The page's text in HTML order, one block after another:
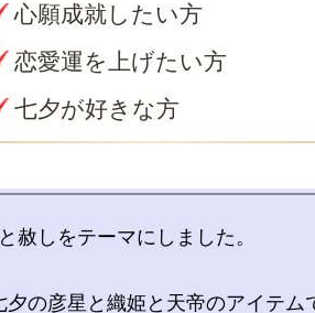
心願成就したい方
恋愛運を上げたい方
七夕が好きな方
と赦しをテーマにしました。